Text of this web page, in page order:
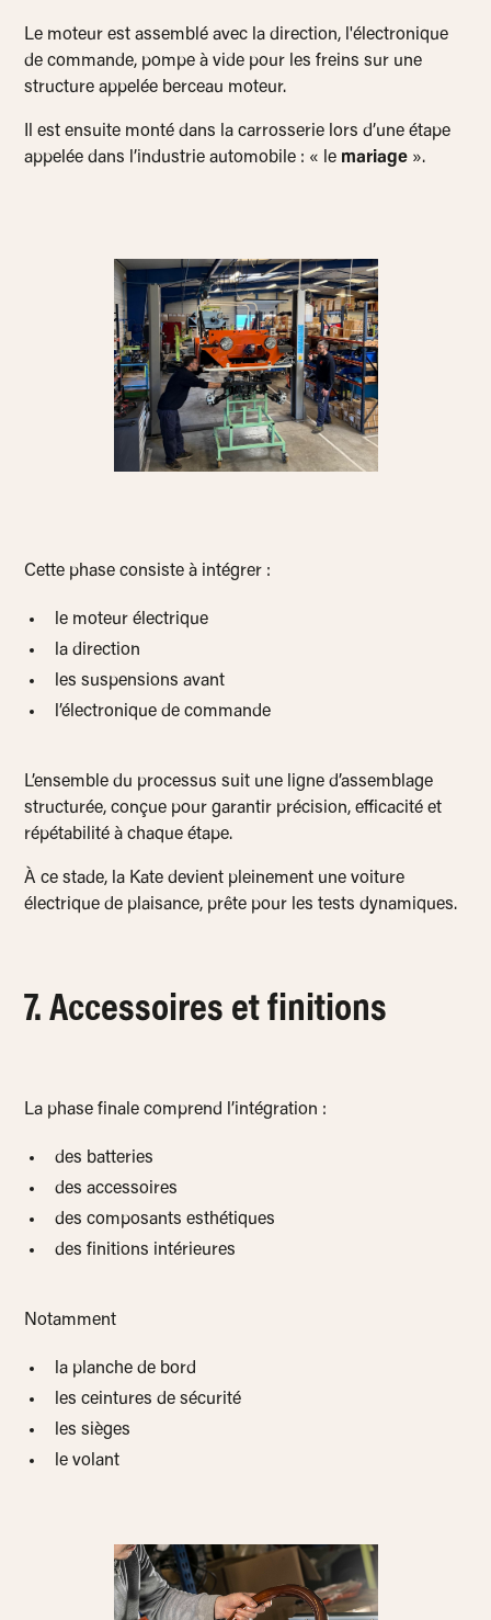
Le moteur est assemblé avec la direction, l'électronique
de commande, pompe à vide pour les freins sur une
structure appelée berceau moteur.
Il est ensuite monté dans la carrosserie lors d’une étape
appelée dans l’industrie automobile : « le mariage ».
Cette phase consiste à intégrer :
le moteur électrique
la direction
les suspensions avant
l’électronique de commande
L’ensemble du processus suit une ligne d’assemblage
structurée, conçue pour garantir précision, efficacité et
répétabilité à chaque étape.
À ce stade, la Kate devient pleinement une voiture
électrique de plaisance, prête pour les tests dynamiques.
7. Accessoires et finitions
La phase finale comprend l’intégration :
des batteries
des accessoires
des composants esthétiques
des finitions intérieures
Notamment
la planche de bord
les ceintures de sécurité
les sièges
le volant